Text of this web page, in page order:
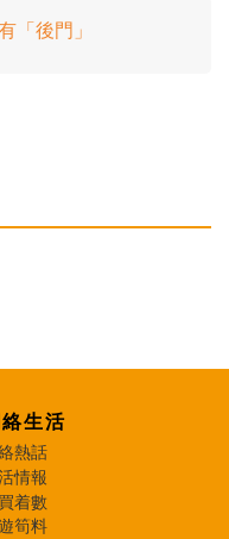
「後門」
生活
熱話
情報
着數
筍料